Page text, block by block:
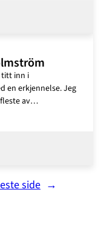
titt inn i
en erkjennelse. Jeg
av…
side →